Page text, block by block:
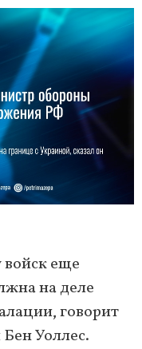
войск еще
на деле
говорит
Уоллес.